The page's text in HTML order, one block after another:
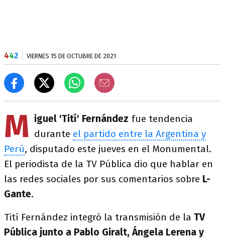
442 VIERNES 15 DE OCTUBRE DE 2021
M iguel 'Tití' Fernández fue tendencia
durante el partido entre la Argentina y
Perú, disputado este jueves en el Monumental.
El periodista de la TV Pública dio que hablar en
las redes sociales por sus comentarios sobre L-
Gante.
Tití Fernández integró la transmisión de la TV
Pública junto a Pablo Giralt, Ángela Lerena y